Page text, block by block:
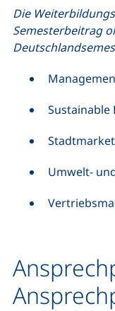
Die
Semesterbeitrag
Sustainable
Umwelt-